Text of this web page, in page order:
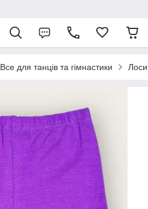
Все для танців та гімнастики